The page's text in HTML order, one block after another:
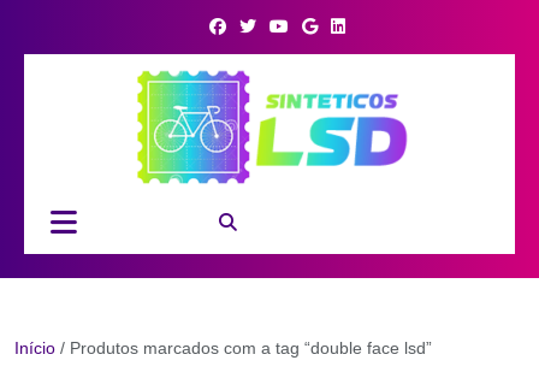
Button
Início / Produtos marcados com a tag “double face lsd”